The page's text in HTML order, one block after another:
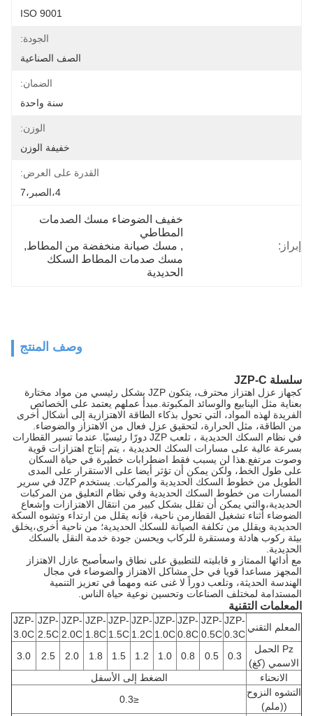
ISO 9001
الجودة:
الصف الصناعية
الضمان:
سنة واحدة
الوزن:
خفيفة الوزن
القدرة على العرض:
4،الصبر،7
إبراز:
خفيف الضوضاء مسك الصدمات
المطاطي
, مسك صيانة منخفضة من المطاط,
مسك صدمات المطاط السكك
الحديدية
وصف المنتج
سلسلة JZP-C
كجهاز عزل اهتزاز محترف، يتكون JZP بشكل رئيسي من مواد مختارة
بعناية مثل الينابيع والوسائد المكبوتة.مبدأ عملهم يعتمد على الخصائص
الفريدة لهذه المواد، التي تحول بذكاء الطاقة الاهتزازية إلى أشكال أخرى
من الطاقة، مثل الحرارة، لتحقيق عزل فعال من الاهتزاز والضوضاء.
في نظام السكك الحديدية ، تلعب JZP دورًا رئيسيًا. عندما تسير القطارات
بسرعة عالية على مسارات السكك الحديدية ، يتم إنتاج اهتزازات قوية
وصوت مرتفع.هذا لن يسبب فقط اضطرابات خطيرة في حياة السكان
على طول الخط، ولكن يمكن أن تؤثر أيضا على الاستقرار على المدى
الطويل من خطوط السكك الحديدية والمركبات. يستخدم JZP في سرير
المسارات من خطوط السكك الحديدية وفي نظام التعليق من المركبات
الحديدية،والتي يمكن أن تقلل بشكل كبير من انتقال الاهتزازات وإشعاع
الضوضاء أثناء تشغيل القطارمن ناحية، فإنه يقلل من ارتداء وتشوه السكة
الحديدية ويقلل من تكلفة الصيانة للسكك الحديدية؛ من ناحية أخرى،يخلق
بيئة ركوب هادئة ومستقرة للركاب ويحسن جودة خدمة النقل بالسكك
الحديدية.
مع أدائها الممتاز و قابليته للتطبيق على نطاق واسعأصبح عازل الاهتزاز
المجهز مساعدا قويا في حل مشاكل الاهتزاز والضوضاء في مجال
الهندسة الحديثة، وتلعب دوراً لا غنى عنه ومهماً في تعزيز التنمية
المستدامة لمختلف الصناعات وتحسين نوعية حياة الناس.
المعلمات التقنية
المعلم التقني
JZP-
0.3C
JZP-
0.5C
JZP-
0.8C
JZP-
1.0C
JZP-
1.2C
JZP-
1.5C
JZP-
1.8C
JZP-
2.0C
JZP-
2.5C
JZP-
3.0C
Pz الحمل
الاسمي (كغ)
0.3
0.5
0.8
1.0
1.2
1.5
1.8
2.0
2.5
3.0
الانحناء
الضغط إلى الأسفل
التشوه النزوح
((ملم)
≤0.3